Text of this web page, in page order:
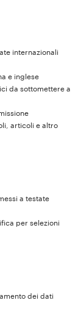
internazionali
e inglese
da sottomettere a
articoli e altro
a testate
per selezioni
dei dati